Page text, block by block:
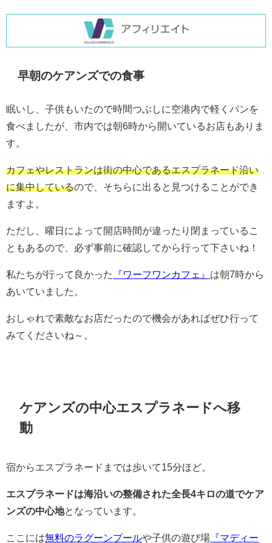
早朝のケアンズでの食事
眠いし、子供もいたので時間つぶしに空港内で軽くパンを
食べましたが、市内では朝6時から開いているお店もありま
す。
カフェやレストランは街の中心であるエスプラネード沿い
に集中しているので、そちらに出ると見つけることができ
ますよ。
ただし、曜日によって開店時間が違ったり閉まっているこ
ともあるので、必ず事前に確認してから行って下さいね！
私たちが行って良かった 『ワーフワンカフェ』 は朝7時から
あいていました。
おしゃれで素敵なお店だったので機会があればぜひ行って
みてくださいね～。
ケアンズの中心エスプラネードへ移
動
宿からエスプラネードまでは歩いて15分ほど。
エスプラネードは海沿いの整備された全長4キロの道でケア
ンズの中心地となっています。
ここには無料のラグーンプールや子供の遊び場 『マディー